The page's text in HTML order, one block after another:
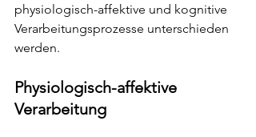
physiologisch-affektive und kognitive
Verarbeitungsprozesse unterschieden
werden.
Physiologisch-affektive
Verarbeitung